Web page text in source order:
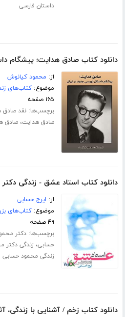
داستان فارسی
دانلود کتاب صادق هدایت؛ پیشگام
از: محمود کیانوش
موضوع:کتاب‌های
۱۶۵ صفحه
برچسب‌ها:نقد صادق
صادق هدایت،صادق
دانلود کتاب استاد عشق - زندگی
از: ایرج حسابی
موضوع:کتاب‌های
۴۹ صفحه
برچسب‌ها:دکتر
حسابی، زندگی دکتر
زندگی محمود حسابی
دانلود کتاب زخم / آشنایی با زندگی،